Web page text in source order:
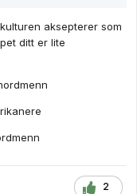
aksepterer som
ditt er lite
2